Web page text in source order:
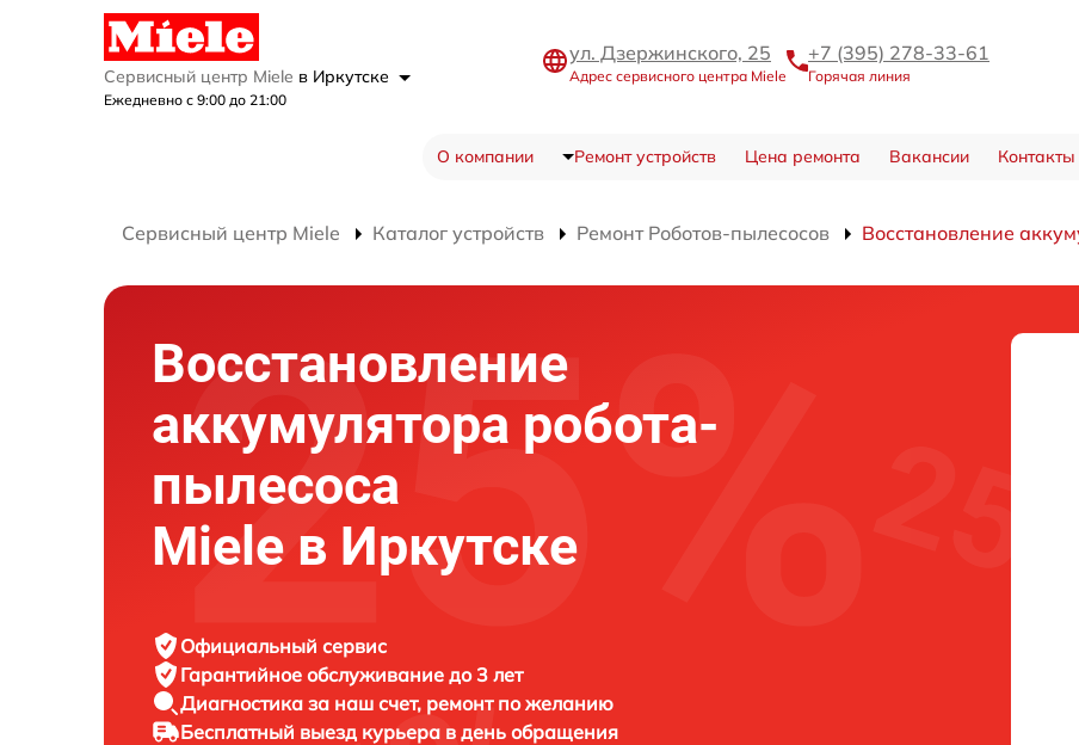
Сервисный центр Miele в Иркутске
Ежедневно с 9:00 до 21:00
ул. Дзержинского, 25
Адрес сервисного центра Miele
+7 (395) 278-33-61
Горячая линия
О компании Ремонт устройств Цена ремонта Вакансии Контакты
Сервисный центр Miele Каталог устройств Ремонт Роботов-пылесосов Восстановление
Восстановление
аккумулятора робота-
пылесоса
Miele в Иркутске
Официальный сервис
Гарантийное обслуживание до 3 лет
Диагностика за наш счет, ремонт по желанию
Бесплатный выезд курьера в день обращения